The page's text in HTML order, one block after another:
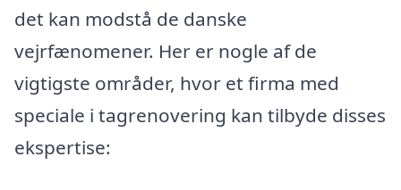
det kan modstå de danske
vejrfænomener. Her er nogle af de
vigtigste områder, hvor et firma med
speciale i tagrenovering kan tilbyde disses
ekspertise: